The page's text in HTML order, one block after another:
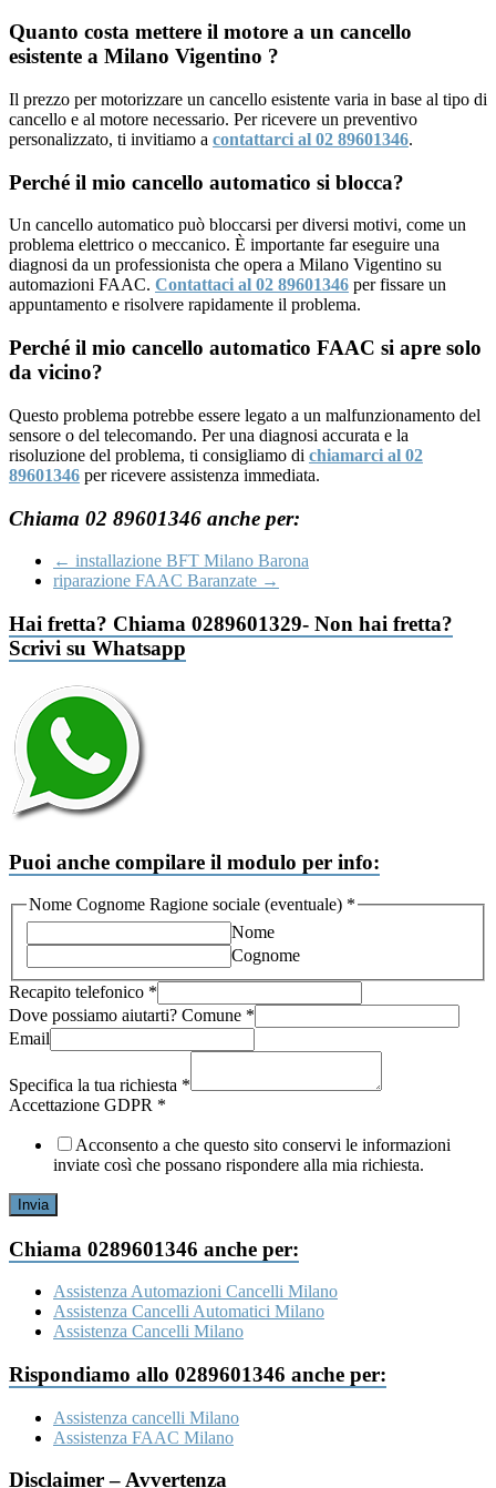
Quanto costa mettere il motore a un cancello
esistente a Milano Vigentino ?
Il prezzo per motorizzare un cancello esistente varia in base al tipo di
cancello e al motore necessario. Per ricevere un preventivo
personalizzato, ti invitiamo a contattarci al 02 89601346.
Perché il mio cancello automatico si blocca?
Un cancello automatico può bloccarsi per diversi motivi, come un
problema elettrico o meccanico. È importante far eseguire una
diagnosi da un professionista che opera a Milano Vigentino su
automazioni FAAC. Contattaci al 02 89601346 per fissare un
appuntamento e risolvere rapidamente il problema.
Perché il mio cancello automatico FAAC si apre solo
da vicino?
Questo problema potrebbe essere legato a un malfunzionamento del
sensore o del telecomando. Per una diagnosi accurata e la
risoluzione del problema, ti consigliamo di chiamarci al 02
89601346 per ricevere assistenza immediata.
Chiama 02 89601346 anche per:
← installazione BFT Milano Barona
riparazione FAAC Baranzate →
Hai fretta? Chiama 0289601329- Non hai fretta?
Scrivi su Whatsapp
Puoi anche compilare il modulo per info:
Nome Cognome Ragione sociale (eventuale) *
Nome
Cognome
Recapito telefonico *
tua
sociale
Specifica
Dove possiamo aiutarti? Comune *
Email
Specifica la tua richiesta *
Accettazione GDPR *
Acconsento a che questo sito conservi le informazioni
inviate così che possano rispondere alla mia richiesta.
Invia
Chiama 0289601346 anche per:
Assistenza Automazioni Cancelli Milano
Assistenza Cancelli Automatici Milano
Assistenza Cancelli Milano
Rispondiamo allo 0289601346 anche per:
Assistenza cancelli Milano
Assistenza FAAC Milano
Disclaimer – Avvertenza